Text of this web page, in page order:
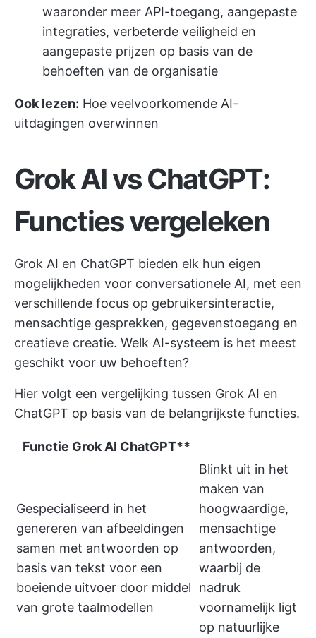
waaronder meer API-toegang, aangepaste
integraties, verbeterde veiligheid en
aangepaste prijzen op basis van de
behoeften van de organisatie
Ook lezen: Hoe veelvoorkomende AI-
uitdagingen overwinnen
Grok AI vs ChatGPT:
Functies vergeleken
Grok AI en ChatGPT bieden elk hun eigen
mogelijkheden voor conversationele AI, met een
verschillende focus op gebruikersinteractie,
mensachtige gesprekken, gegevenstoegang en
creatieve creatie. Welk AI-systeem is het meest
geschikt voor uw behoeften?
Hier volgt een vergelijking tussen Grok AI en
ChatGPT op basis van de belangrijkste functies.
Functie Grok AI ChatGPT**
Gespecialiseerd in het
genereren van afbeeldingen
samen met antwoorden op
basis van tekst voor een
boeiende uitvoer door middel
van grote taalmodellen
Blinkt uit in het
maken van
hoogwaardige,
mensachtige
antwoorden,
waarbij de
nadruk
voornamelijk ligt
op natuurlijke